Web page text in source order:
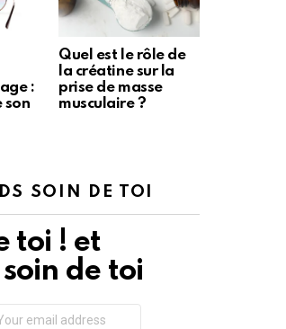
:
son
Quel est le rôle de
la créatine sur la
prise de masse
musculaire ?
SOIN DE TOI
toi ! et
de toi